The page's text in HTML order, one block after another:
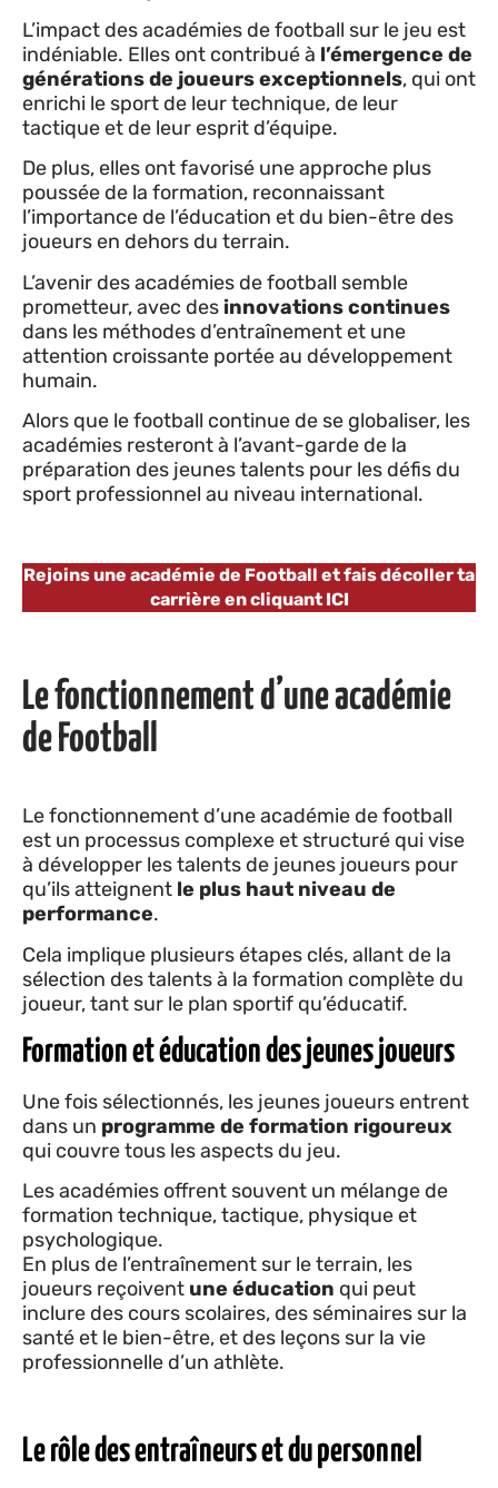
L’impact des académies de football sur le jeu est
indéniable. Elles ont contribué à l’émergence de
générations de joueurs exceptionnels, qui ont
enrichi le sport de leur technique, de leur
tactique et de leur esprit d’équipe.
De plus, elles ont favorisé une approche plus
poussée de la formation, reconnaissant
l’importance de l’éducation et du bien-être des
joueurs en dehors du terrain.
L’avenir des académies de football semble
prometteur, avec des innovations continues
dans les méthodes d’entraînement et une
attention croissante portée au développement
humain.
Alors que le football continue de se globaliser, les
académies resteront à l’avant-garde de la
préparation des jeunes talents pour les défis du
sport professionnel au niveau international.
Rejoins une académie de Football et fais décoller ta
carrière en cliquant ICI
Le fonctionnement d’une académie
de Football
Le fonctionnement d’une académie de football
est un processus complexe et structuré qui vise
à développer les talents de jeunes joueurs pour
qu’ils atteignent le plus haut niveau de
performance.
Cela implique plusieurs étapes clés, allant de la
sélection des talents à la formation complète du
joueur, tant sur le plan sportif qu’éducatif.
Formation et éducation des jeunes joueurs
Une fois sélectionnés, les jeunes joueurs entrent
dans un programme de formation rigoureux
qui couvre tous les aspects du jeu.
Les académies offrent souvent un mélange de
formation technique, tactique, physique et
psychologique.
En plus de l’entraînement sur le terrain, les
joueurs reçoivent une éducation qui peut
inclure des cours scolaires, des séminaires sur la
santé et le bien-être, et des leçons sur la vie
professionnelle d’un athlète.
Le rôle des entraîneurs et du personnel